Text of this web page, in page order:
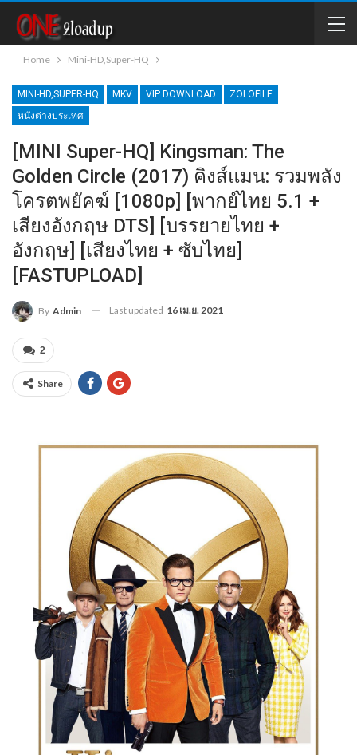
Home Mini-HD,Super-HQ
MINI-HD,SUPER-HQ MKV VIP DOWNLOAD
ZOLOFILE
หนังต่างประเทศ
[MINI Super-HQ] Kingsman: The
Golden Circle (2017) คิงส์แมน: รวมพลัง
โครตพยัคฆ์ [1080p] [พากย์ไทย 5.1 +
เสียงอังกฤษ DTS] [บรรยายไทย +
อังกฤษ] [เสียงไทย + ซับไทย]
[FASTUPLOAD]
By Admin Last updated 16 เม.ย. 2021
2
Share